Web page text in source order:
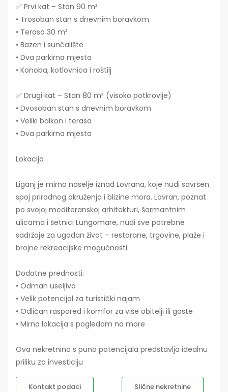
✅ Prvi kat – Stan 90 m²
• Trosoban stan s dnevnim boravkom
• Terasa 30 m²
• Bazen i sunčalište
• Dva parkirna mjesta
• Konoba, kotlovnica i roštilj
✅ Drugi kat – Stan 80 m² (visoko potkrovlje)
• Dvosoban stan s dnevnim boravkom
• Veliki balkon i terasa
• Dva parkirna mjesta
Lokacija
Liganj je mirno naselje iznad Lovrana, koje nudi savršen
spoj prirodnog okruženja i blizine mora. Lovran, poznat
po svojoj mediteranskoj arhitekturi, šarmantnim
ulicama i šetnici Lungomare, nudi sve potrebne
sadržaje za ugodan život – restorane, trgovine, plaže i
brojne rekreacijske mogućnosti.
Dodatne prednosti:
• Odmah useljivo
• Velik potencijal za turistički najam
• Odličan raspored i komfor za više obitelji ili goste
• Mirna lokacija s pogledom na more
Ova nekretnina s puno potencijala predstavlja idealnu
priliku za investiciju
Kontakt podaci Slične nekretnine